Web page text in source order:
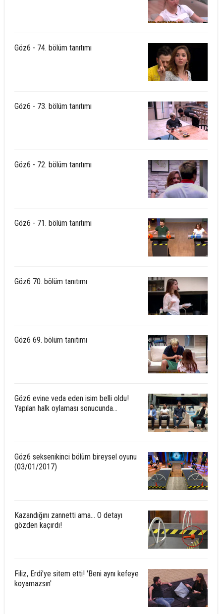
Göz6 - 74. bölüm tanıtımı
Göz6 - 73. bölüm tanıtımı
Göz6 - 72. bölüm tanıtımı
Göz6 - 71. bölüm tanıtımı
Göz6 70. bölüm tanıtımı
Göz6 69. bölüm tanıtımı
Göz6 evine veda eden isim belli oldu!
Yapılan halk oylaması sonucunda...
Göz6 seksenikinci bölüm bireysel oyunu
(03/01/2017)
Kazandığını zannetti ama... O detayı
gözden kaçırdı!
Filiz, Erdi'ye sitem etti! 'Beni aynı kefeye
koyamazsın'